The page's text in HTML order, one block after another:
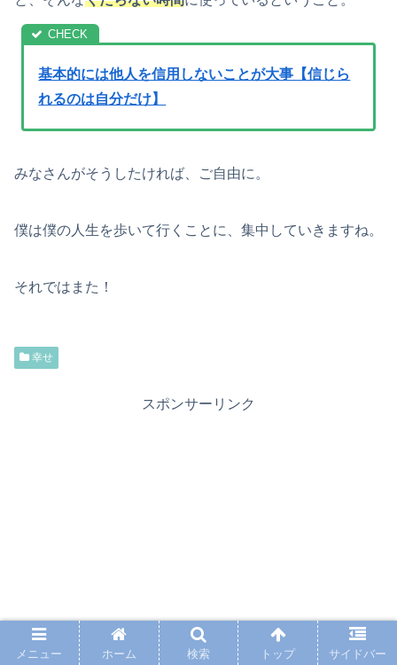
基本的には他人を信用しないことが大事【信じら
れるのは自分だけ】
みなさんがそうしたければ、ご自由に。
僕は僕の人生を歩いて行くことに、集中していきますね。
それではまた！
幸せ
スポンサーリンク
メニュー ホーム 検索 トップ サイドバー